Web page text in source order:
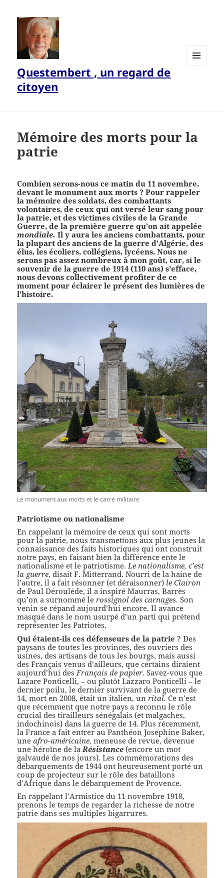
Questembert , un regard de
citoyen
Mémoire des morts pour la
patrie
Combien serons-nous ce matin du 11 novembre,
devant le monument aux morts ? Pour rappeler
la mémoire des soldats, des combattants
volontaires, de ceux qui ont versé leur sang pour
la patrie, et des victimes civiles de la Grande
Guerre, de la première guerre qu’on ait appelée
mondiale.Il y aura les anciens combattants, pour
la plupart des anciens de la guerre d’Algérie, des
élus, les écoliers, collégiens, lycéens. Nous ne
serons pas assez nombreux à mon goût, car, si le
souvenir de la guerre de 1914 (110 ans) s’efface,
nous devons collectivement profiter de ce
moment pour éclairer le présent des lumières de
l’histoire.
Le monument aux morts et le carré militaire
Patriotisme ou nationalisme
En rappelant la mémoire de ceux qui sont morts
pour la patrie, nous transmettons aux plus jeunes la
connaissance des faits historiques qui ont construit
notre pays, en faisant bien la différence ente le
nationalisme et le patriotisme.Le nationalisme, c’est
la guerre, disait F. Mitterrand. Nourri de la haine de
l’autre, il a fait résonner (et déraisonner) le Clairon
de Paul Déroulède, il a inspiré Maurras, Barrès
qu’on a surnommé lerossignol des carnages. Son
venin se répand aujourd’hui encore. Il avance
masqué dans le nom usurpé d’un parti qui prétend
représenter les Patriotes.
Qui étaient-ils ces défenseurs de la patrie? Des
paysans de toutes les provinces, des ouvriers des
usines, des artisans de tous les bourgs, mais aussi
des Français venus d’ailleurs, que certains diraient
aujourd’hui des Français de papier. Savez-vous que
Lazare Ponticelli, – ou plutôt Lazzaro Ponticelli – le
dernier poilu, le dernier survivant de la guerre de
14, mort en 2008, était un italien, unrital.Ce n’est
que récemment que notre pays a reconnu le rôle
crucial des tirailleurs sénégalais (et malgaches,
indochinois) dans la guerre de 14. Plus récemment,
la France a fait entrer au Panthéon Joséphine Baker,
uneafro-américaine, meneuse de revue, devenue
une héroïne de la Résistance (encore un mot
galvaudé de nos jours). Les commémorations des
débarquements de 1944 ont heureusement porté un
coup de projecteur sur le rôle des bataillons
d’Afrique dans le débarquement de Provence.
En rappelant l’Armistice du 11 novembre 1918,
prenons le temps de regarder la richesse de notre
patrie dans ses multiples bigarrures.